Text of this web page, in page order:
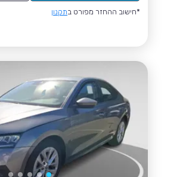
*חישוב ההחזר מפורט בתקנון